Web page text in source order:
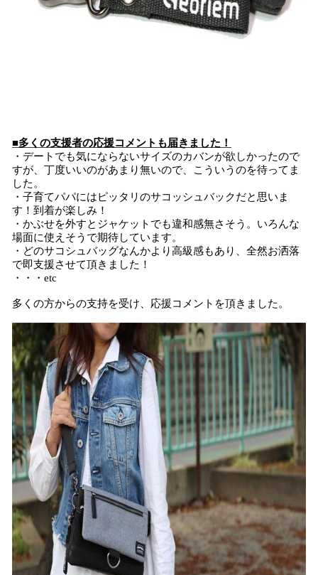
■多くの支援者の応援コメントも届きました！
・デートでも気にならないサイズのカバンが欲しかったので
すが、丁度いいのがあまり無いので、こういうのを待ってま
した。
・子育てパパにはピッタリのサコッシュバックだと思いま
す！到着が楽しみ！
・かぶせを外すとジャケットでも違和感無さそう。いろんな
場面に使えそうで期待しています。
・どのサコシュバッグなんかより高級感もあり、全然お洒落
で即支援させて頂きました！
・・・etc
多くの方からの支持を受け、応援コメントを頂きました。